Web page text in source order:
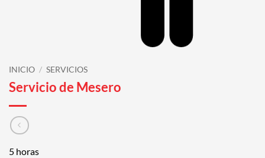
INICIO / SERVICIOS
Servicio de Mesero
5 horas